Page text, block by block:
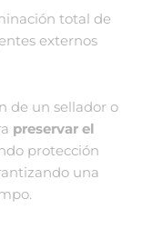
total de
externos
de un sellador o
preservar el
protección
una